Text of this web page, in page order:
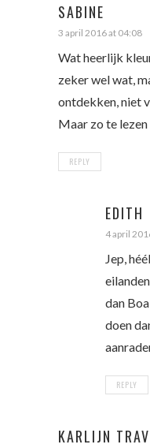
SABINE
3 april 2016 at 04:08
Wat heerlijk
zeker wel wat,
ontdekken, niet
Maar zo te
REPLY
EDITH
4 april
Jep,
dan
doen
REPLY
KARLIJN